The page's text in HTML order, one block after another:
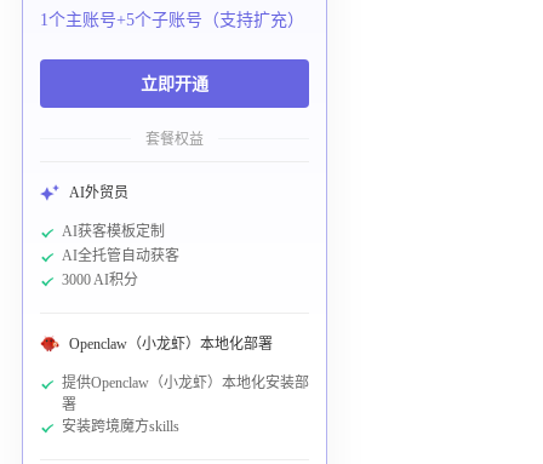
1个主账号+5个子账号（支持扩充）
立即开通
套餐权益
AI外贸员
AI获客模板定制
AI全托管自动获客
3000 AI积分
Openclaw（小龙虾）本地化部署
提供Openclaw（小龙虾）本地化安装部
署
安装跨境魔方skills